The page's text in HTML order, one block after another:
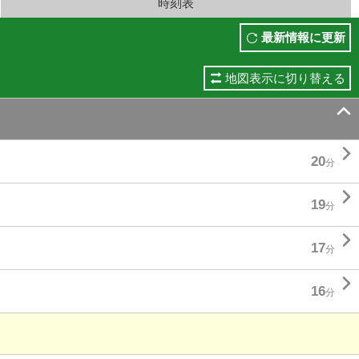
時刻表
最新情報に更新
地図表示に切り替える

20分 
19分 
17分 
16分 